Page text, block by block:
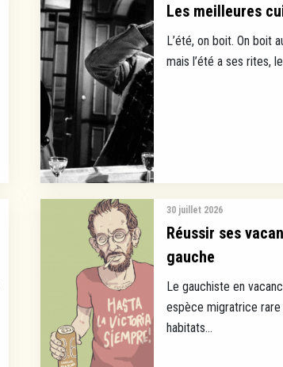
Les meilleures
L’été, on boit. On boit
mais l’été a ses rites,
30 juillet 2026
Réussir ses
gauche
Le gauchiste en
espèce migratrice
habitats...